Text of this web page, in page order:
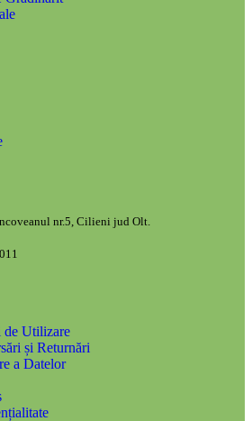
nr.5, Cilieni jud Olt.
de Utilizare
și Returnări
a Datelor